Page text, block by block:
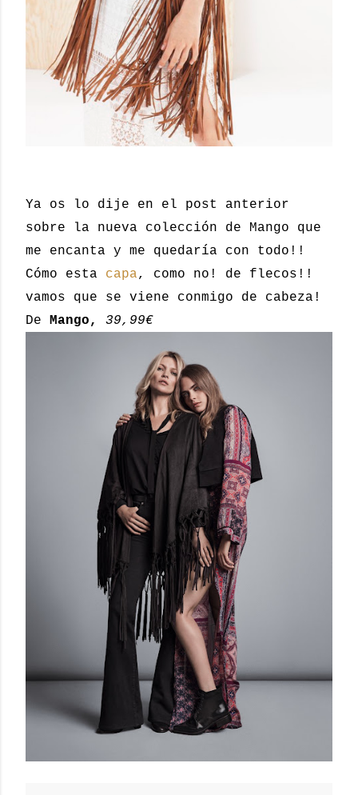
Ya os lo dije en el post anterior
sobre la nueva colección de Mango que
me encanta y me quedaría con todo!!
Cómo esta capa, como no! de flecos!!
vamos que se viene conmigo de cabeza!
De Mango, 39,99€